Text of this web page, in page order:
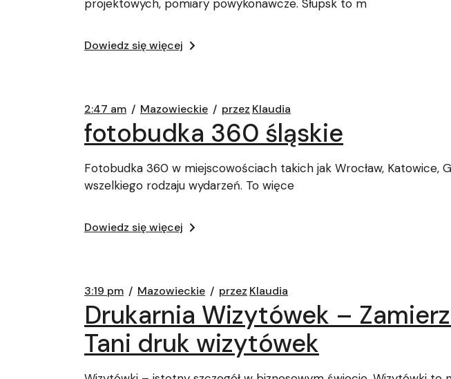
projektowych, pomiary powykonawcze. Słupsk to m
Dowiedz się więcej
2:47 am Mazowieckie przez Klaudia
fotobudka 360 śląskie
Fotobudka 360 w miejscowościach takich jak Wrocław,
wszelkiego rodzaju wydarzeń. To więce
Dowiedz się więcej
3:19 pm Mazowieckie przez Klaudia
Drukarnia Wizytówek –
Tani druk wizytówek